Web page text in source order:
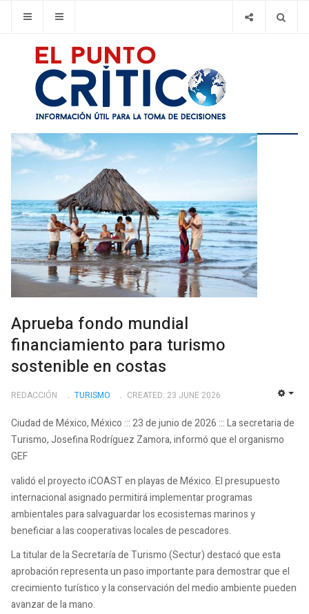
Aprueba fondo mundial
financiamiento para turismo
sostenible en costas
REDACCIÓN TURISMO CREATED: 23 JUNE 2026
Ciudad de México, México ::: 23 de junio de 2026 ::: La secretaria de
Turismo, Josefina Rodríguez Zamora, informó que el organismo
GEF
validó el proyecto iCOAST en playas de México. El presupuesto
internacional asignado permitirá implementar programas
ambientales para salvaguardar los ecosistemas marinos y
beneficiar a las cooperativas locales de pescadores.
La titular de la Secretaría de Turismo (Sectur) destacó que esta
aprobación representa un paso importante para demostrar que el
crecimiento turístico y la conservación del medio ambiente pueden
avanzar de la mano.